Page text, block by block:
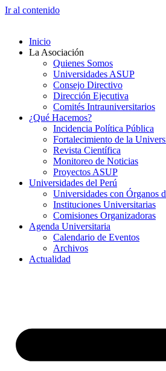
Ir al contenido
Inicio
La Asociación
Quienes Somos
Universidades ASUP
Consejo Directivo
Dirección Ejecutiva
Comités Intrauniversitarios
¿Qué Hacemos?
Incidencia Política Pública
Fortalecimiento de la
Revista Científica
Monitoreo de Noticias
Proyectos ASUP
Universidades del Perú
Universidades con Órganos
Instituciones Universitarias
Comisiones Organizadoras
Agenda Universitaria
Calendario de Eventos
Archivos
Actualidad